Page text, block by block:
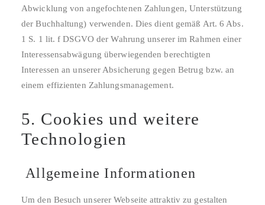
Abwicklung von angefochtenen Zahlungen, Unterstützung
der Buchhaltung) verwenden. Dies dient gemäß Art. 6 Abs.
1 S. 1 lit. f DSGVO der Wahrung unserer im Rahmen einer
Interessensabwägung überwiegenden berechtigten
Interessen an unserer Absicherung gegen Betrug bzw. an
einem effizienten Zahlungsmanagement.
5. Cookies und weitere
Technologien
Allgemeine Informationen
Um den Besuch unserer Webseite attraktiv zu gestalten